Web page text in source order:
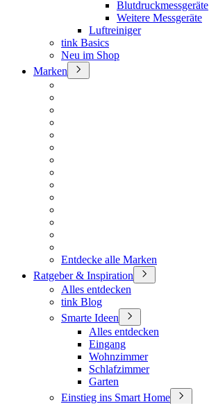
Blutdruckmessgeräte
Weitere Messgeräte
Luftreiniger
tink Basics
Neu im Shop
Marken
Entdecke alle Marken
Ratgeber & Inspiration
Alles entdecken
tink Blog
Smarte Ideen
Alles entdecken
Eingang
Wohnzimmer
Schlafzimmer
Garten
Einstieg ins Smart Home